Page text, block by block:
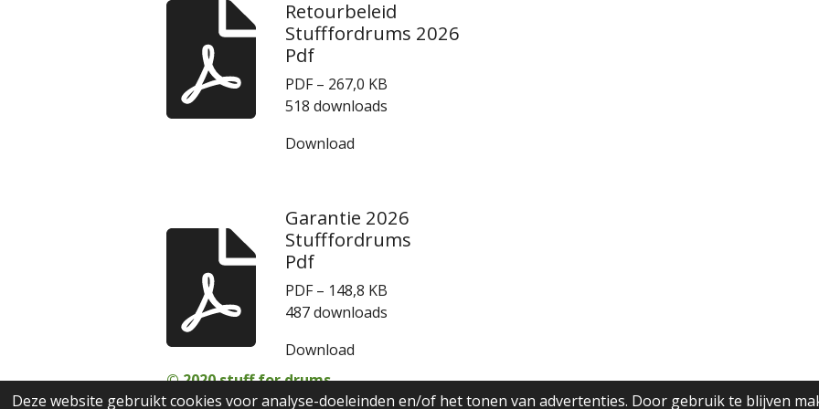
Deze website gebruikt cookies voor analyse-doeleinden en/of het tonen van advertenties. Door gebruik te blijven
Retourbeleid
Stufffordrums 2026
Pdf
PDF – 267,0 KB
518 downloads
Download
Garantie 2026
Stufffordrums
Pdf
PDF – 148,8 KB
487 downloads
Download
© 2020 stuff for drums